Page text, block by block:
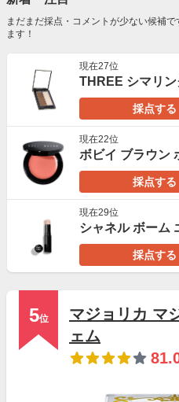
まだまだ採点・コメントが少ない候補
ます！
現在27位
採点する
現在22位
採点する
現在29位
採点する
5位
マジョリカ マ
ェム